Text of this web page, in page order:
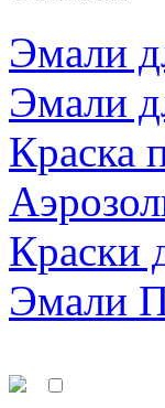
Эмали
Эмали
Краска
Краски
Эмали